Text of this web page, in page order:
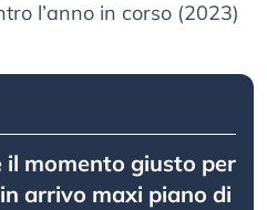
l’anno in corso (2023)
il momento giusto per
arrivo maxi piano di